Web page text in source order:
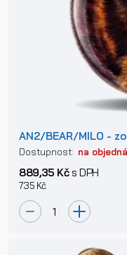
AN2/BEAR/MILO -
Dostupnost: na
889,35 Kčs DPH
735 Kč